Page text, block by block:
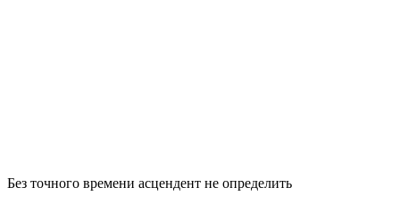
Без точного времени асцендент не определить